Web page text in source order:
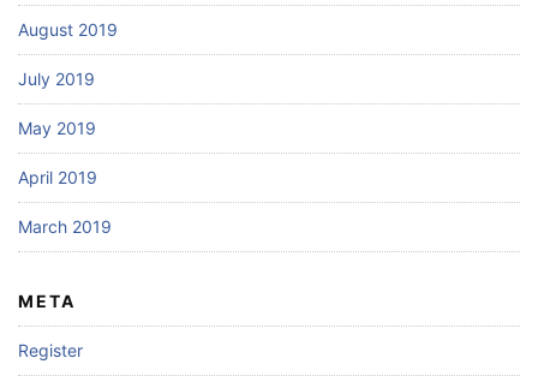
August 2019
July 2019
May 2019
April 2019
March 2019
META
Register